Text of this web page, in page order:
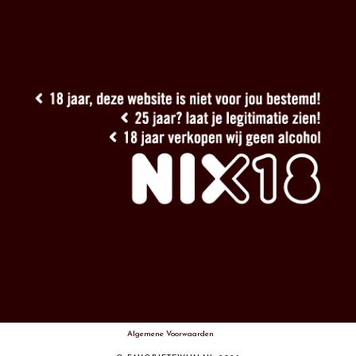
Algemene Voorwaarden